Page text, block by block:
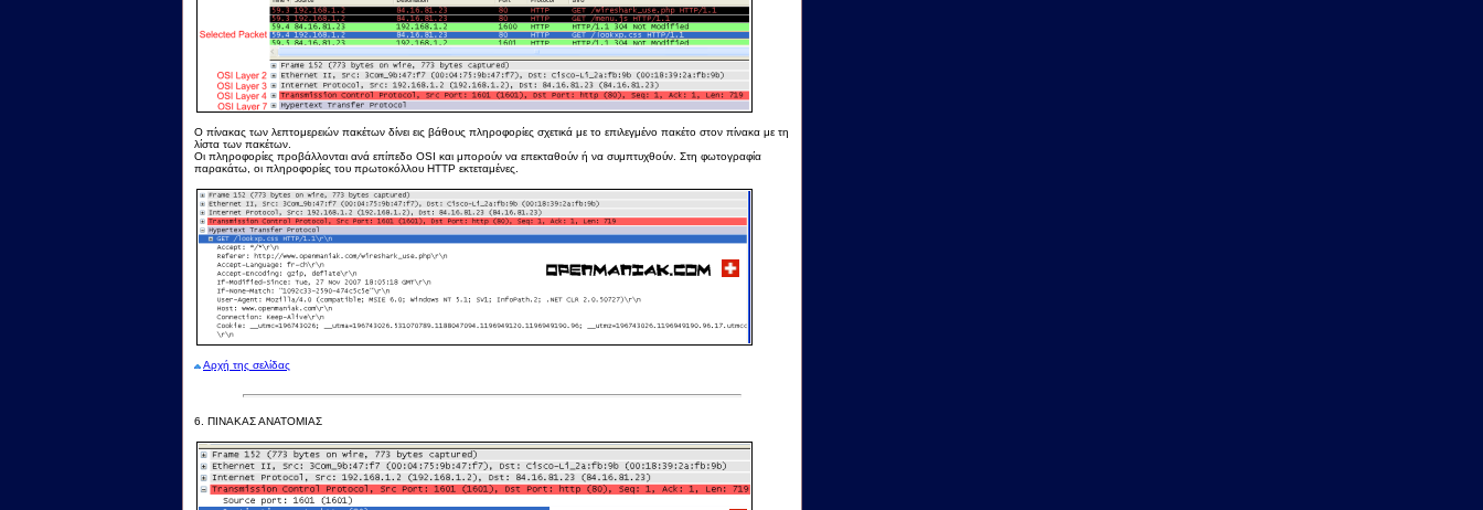
Ο πίνακας των λεπτομερειών πακέτων δίνει εις βάθους πληροφορίες σχετικά με το επιλεγμένο πακέτο στον πίνακα με τη
λίστα των πακέτων.
Οι πληροφορίες προβάλλονται ανά επίπεδο OSI και μπορούν να επεκταθούν ή να συμπτυχθούν. Στη φωτογραφία
παρακάτω, οι πληροφορίες του πρωτοκόλλου HTTP εκτεταμένες.
Αρχή της σελίδας
6. ΠΙΝΑΚΑΣ ΑΝΑΤΟΜΙΑΣ